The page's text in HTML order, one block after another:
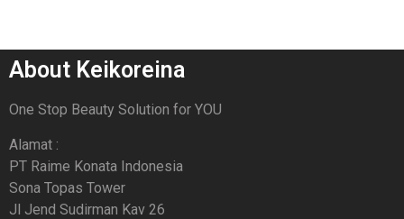
About Keikoreina
One Stop Beauty Solution for YOU
Alamat :
PT Raime Konata Indonesia
Sona Topas Tower
Jl Jend Sudirman Kav 26